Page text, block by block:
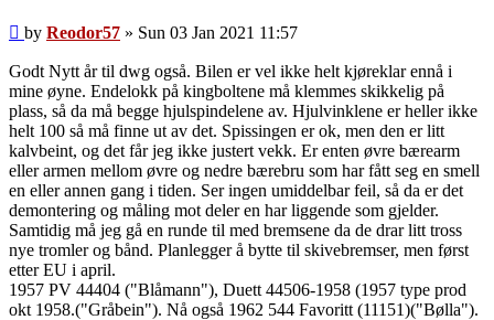
Post
by Reodor57 » Sun 03 Jan 2021 11:57
Godt Nytt år til dwg også. Bilen er vel ikke helt kjøreklar ennå i
mine øyne. Endelokk på kingboltene må klemmes skikkelig på
plass, så da må begge hjulspindelene av. Hjulvinklene er heller ikke
helt 100 så må finne ut av det. Spissingen er ok, men den er litt
kalvbeint, og det får jeg ikke justert vekk. Er enten øvre bærearm
eller armen mellom øvre og nedre bærebru som har fått seg en smell
en eller annen gang i tiden. Ser ingen umiddelbar feil, så da er det
demontering og måling mot deler en har liggende som gjelder.
Samtidig må jeg gå en runde til med bremsene da de drar litt tross
nye tromler og bånd. Planlegger å bytte til skivebremser, men først
etter EU i april.
1957 PV 44404 ("Blåmann"), Duett 44506-1958 (1957 type prod
okt 1958.("Gråbein"). Nå også 1962 544 Favoritt (11151)("Bølla").